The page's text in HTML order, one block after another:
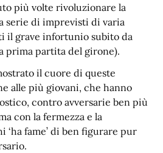
più volte rivoluzionare la
serie di imprevisti di varia
il grave infortunio subito da
prima partita del girone).
il cuore di queste
alle più giovani, che hanno
contro avversarie ben più
con la fermezza e la
fame’ di ben figurare pur